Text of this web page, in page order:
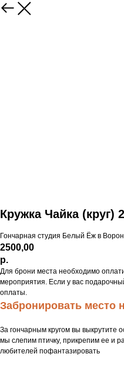
Кружка Чайка (круг)
Гончарная студия Белый Ёж в
2500,00
р.
Для брони места необходимо
мероприятия. Если у вас
оплаты.
Забронировать место
За гончарным кругом вы выкрутите
мы слепим птичку, прикрепим ее и
любителей пофантазировать